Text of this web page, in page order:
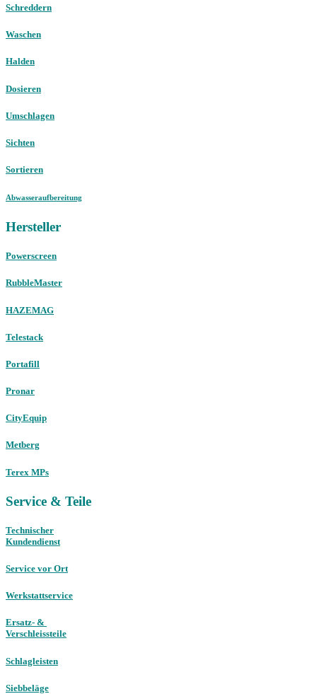
Schreddern
Waschen
Halden
Dosieren
Umschlagen
Sichten
Sortieren
Abwasseraufbereitung
Hersteller
Powerscreen
RubbleMaster
HAZEMAG
Telestack
Portafill
Pronar
CityEquip
Metberg
Terex MPs
Service & Teile
Technischer
Kundendienst
Service vor Ort
Werkstattservice
Ersatz- &
Verschleissteile
Schlagleisten
Siebbeläge